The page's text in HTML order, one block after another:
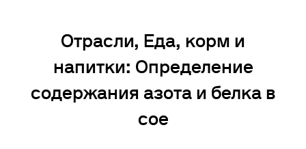
Отрасли, Еда, корм и
напитки: Определение
содержания азота и белка в
сое